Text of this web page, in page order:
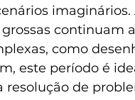
continuam
como
este período é
de